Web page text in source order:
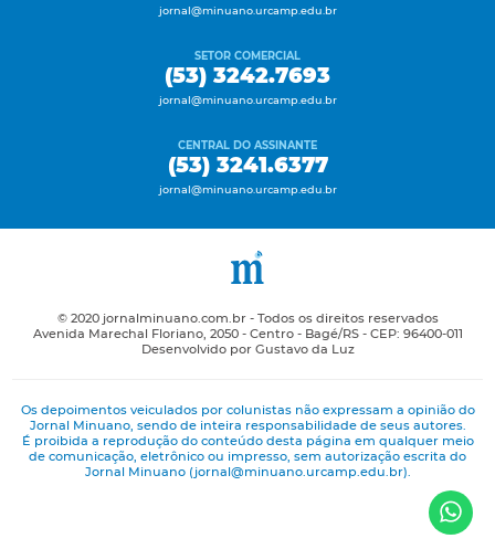
jornal@minuano.urcamp.edu.br
SETOR COMERCIAL
(53) 3242.7693
jornal@minuano.urcamp.edu.br
CENTRAL DO ASSINANTE
(53) 3241.6377
jornal@minuano.urcamp.edu.br
© 2020 jornalminuano.com.br - Todos os direitos reservados
Avenida Marechal Floriano, 2050 - Centro - Bagé/RS - CEP: 96400-011
Desenvolvido por Gustavo da Luz
Os depoimentos veiculados por colunistas não expressam a opinião do
Jornal Minuano, sendo de inteira responsabilidade de seus autores.
É proibida a reprodução do conteúdo desta página em qualquer meio
de comunicação, eletrônico ou impresso, sem autorização escrita do
Jornal Minuano (jornal@minuano.urcamp.edu.br).